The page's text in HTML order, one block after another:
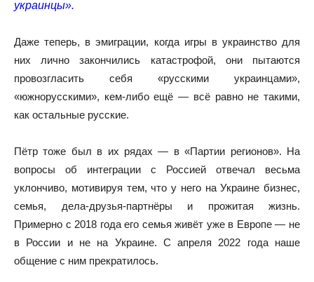
украинцы».
Даже теперь, в эмиграции, когда игры в украинство для
них лично закончились катастрофой, они пытаются
провозгласить себя «русскими украинцами»,
«южнорусскими», кем-либо ещё — всё равно не такими,
как остальные русские.
Пётр тоже был в их рядах — в «Партии регионов». На
вопросы об интеграции с Россией отвечал весьма
уклончиво, мотивируя тем, что у него на Украине бизнес,
семья, дела-друзья-партнёры и прожитая жизнь.
Примерно с 2018 года его семья живёт уже в Европе — не
в России и не на Украине. С апреля 2022 года наше
общение с ним прекратилось.